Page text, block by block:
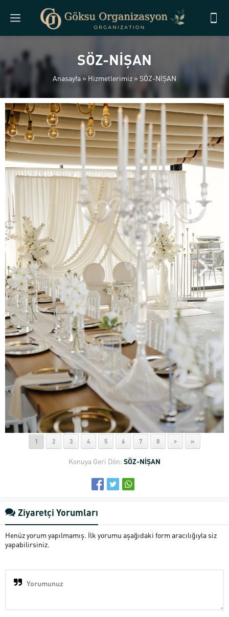
SÖZ-NİŞAN
Anasayfa »Hizmetlerimiz » SÖZ-NİŞAN
1 2 3 4 5 6 7 8 > »
Konuya Geri Dön: SÖZ-NİŞAN
Ziyaretçi Yorumları
Henüz yorum yapılmamış. İlk yorumu aşağıdaki form aracılığıyla siz
yapabilirsiniz.